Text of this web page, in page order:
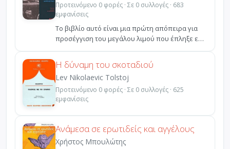
Προτεινόμενο 0 φορές · Σε 0 συλλογές · 683
εμφανίσεις
Το βιβλίο αυτό είναι μια πρώτη απόπειρα για
προσέγγιση του μεγάλου λιμού που έπληξε επί
δύο χρόνια (...
Η δύναμη του σκοταδιού
Lev Nikolaevic Tolstoj
Προτεινόμενο 0 φορές · Σε 0 συλλογές · 625
εμφανίσεις
Ανάμεσα σε ερωτιδείς και αγγέλους
Χρήστος Μπουλώτης